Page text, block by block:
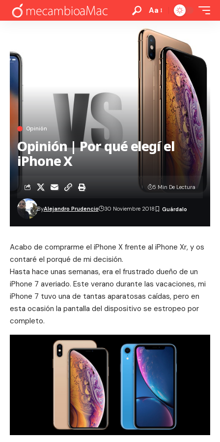
Aa
Opinión
Opinión | Por qué elegí el
iPhone X
ByAlejandro Prudencio 30 Noviembre 2018
5 Min De Lectura
Acabo de comprarme el iPhone X frente al iPhone Xr, y os
contaré el porqué de mi decisión.
Hasta hace unas semanas, era el frustrado dueño de un
iPhone 7 averiado. Este verano durante las vacaciones, mi
iPhone 7 tuvo una de tantas aparatosas caídas, pero en
esta ocasión la pantalla del dispositivo se estropeo por
completo.